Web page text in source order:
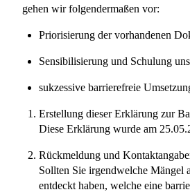
gehen wir folgendermaßen vor:
Priorisierung der vorhandenen
Sensibilisierung und Schulung
sukzessive barrierefreie
Erstellung dieser Erklärung zur
Diese Erklärung wurde am
Rückmeldung und
Sollten Sie irgendwelche Mängel
entdeckt haben, welche eine